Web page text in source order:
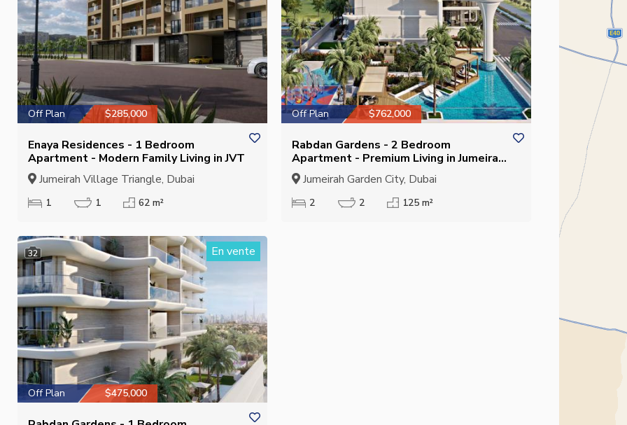
Off Plan $285,000
Enaya Residences - 1 Bedroom
Apartment - Modern Family Living in JVT
Jumeirah Village Triangle, Dubai
1 1 62 m²
Off Plan $762,000
Rabdan Gardens - 2 Bedroom
Apartment - Premium Living in Jumeirah
Garden City
Jumeirah Garden City, Dubai
2 2 125 m²
32 En vente
Off Plan $475,000